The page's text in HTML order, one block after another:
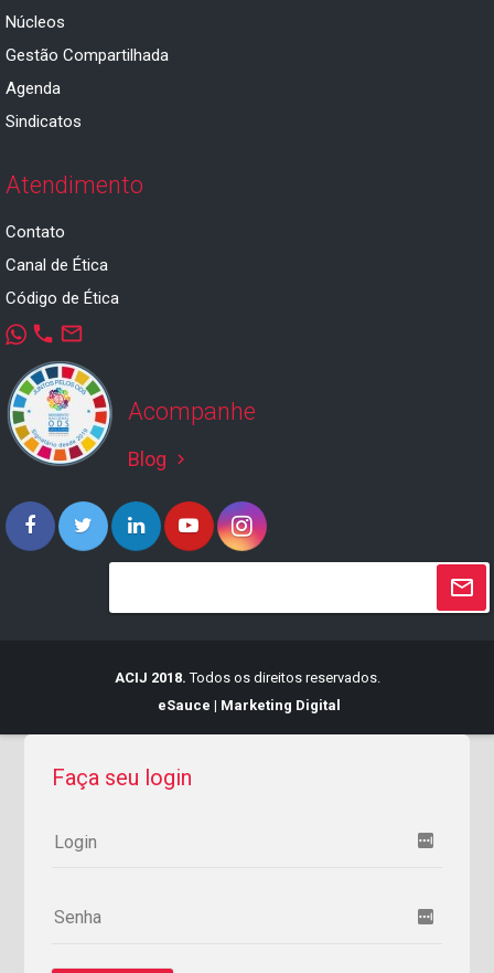
Núcleos
Gestão Compartilhada
Agenda
Sindicatos
Atendimento
Contato
Canal de Ética
Código de Ética
phone mail_outline
Acompanhe
Blog keyboard_arrow_right
ACIJ 2018. Todos os direitos reservados.
eSauce | Marketing Digital
Faça seu login